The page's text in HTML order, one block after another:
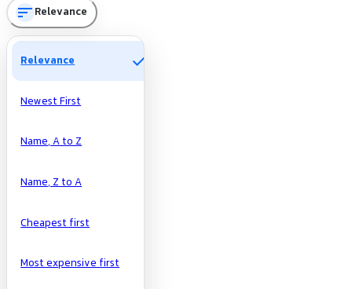
sortRelevance
Relevance check
Newest First
Name, A to Z
Name, Z to A
Cheapest first
Most expensive first